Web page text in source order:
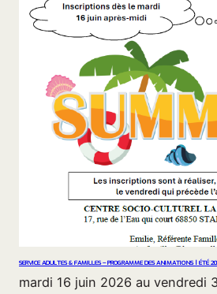
SERVICE ADULTES & FAMILLES – PROGRAMME DES ANIMATIONS | ÉTÉ
mardi 16 juin 2026 au vendredi